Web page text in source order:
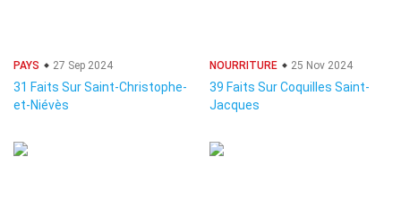
PAYS 27 Sep 2024
31 Faits Sur Saint-Christophe-
et-Niévès
NOURRITURE 25 Nov 2024
39 Faits Sur Coquilles Saint-
Jacques